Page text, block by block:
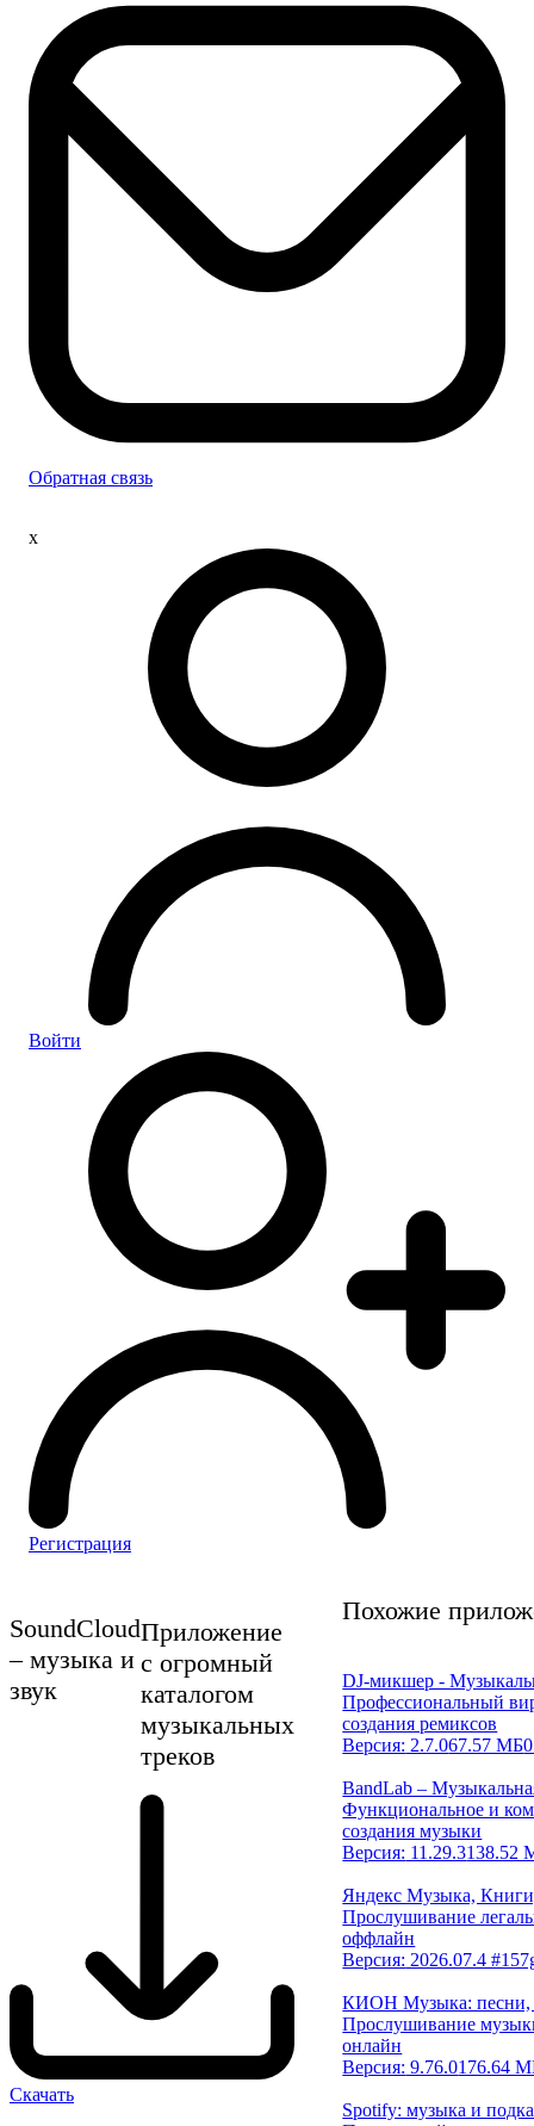
Обратная связь
x
Войти
Регистрация
SoundCloud
– музыка и
звук
Приложение
с огромный
каталогом
музыкальных
треков
Скачать
Похожие
DJ-микшер -
Профессиональный
создания ремиксов
Версия: 2.7.067.57 МБ
BandLab –
Функциональное и
создания музыки
Версия: 11.29.3138.52
Яндекс Музыка,
Прослушивание
оффлайн
Версия: 2026.07.4
КИОН Музыка: песни,
Прослушивание
онлайн
Версия: 9.76.0176.64
Spotify: музыка и